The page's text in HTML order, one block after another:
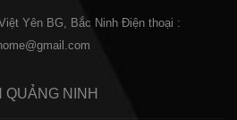
Yên BG, Bắc Ninh Điện thoại :
QUẢNG NINH